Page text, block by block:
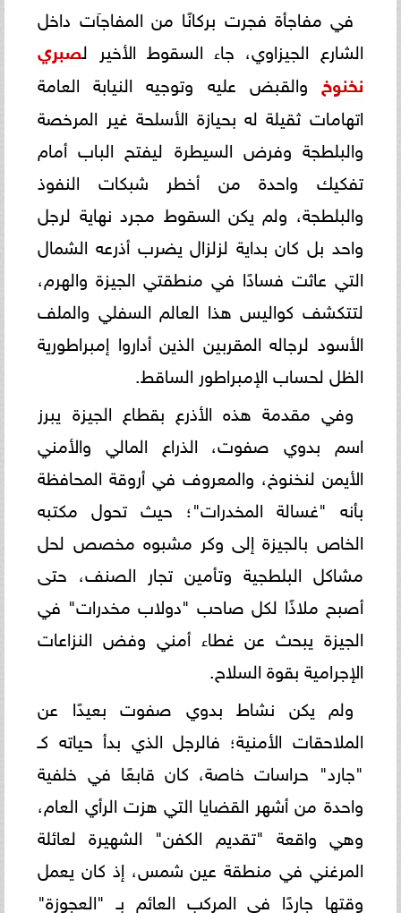
في مفاجأة فجرت بركانًا من المفاجآت داخل
الشارع الجيزاوي، جاء السقوط الأخير لصبري
نخنوخ والقبض عليه وتوجيه النيابة العامة
اتهامات ثقيلة له بحيازة الأسلحة غير المرخصة
والبلطجة وفرض السيطرة ليفتح الباب أمام
تفكيك واحدة من أخطر شبكات النفوذ
والبلطجة، ولم يكن السقوط مجرد نهاية لرجل
واحد بل كان بداية لزلزال يضرب أذرعه الشمال
التي عاثت فسادًا في منطقتي الجيزة والهرم،
لتتكشف كواليس هذا العالم السفلي والملف
الأسود لرجاله المقربين الذين أداروا إمبراطورية
الظل لحساب الإمبراطور الساقط.
وفي مقدمة هذه الأذرع بقطاع الجيزة يبرز
اسم بدوي صفوت، الذراع المالي والأمني
الأيمن لنخنوخ، والمعروف في أروقة المحافظة
بأنه "غسالة المخدرات"؛ حيث تحول مكتبه
الخاص بالجيزة إلى وكر مشبوه مخصص لحل
مشاكل البلطجية وتأمين تجار الصنف، حتى
أصبح ملاذًا لكل صاحب "دولاب مخدرات" في
الجيزة يبحث عن غطاء أمني وفض النزاعات
الإجرامية بقوة السلاح.
ولم يكن نشاط بدوي صفوت بعيدًا عن
الملاحقات الأمنية؛ فالرجل الذي بدأ حياته كـ
"جارد" حراسات خاصة، كان قابعًا في خلفية
واحدة من أشهر القضايا التي هزت الرأي العام،
وهي واقعة "تقديم الكفن" الشهيرة لعائلة
المرغني في منطقة عين شمس، إذ كان يعمل
وقتها جاردًا في المركب العائم بـ "العجوزة"